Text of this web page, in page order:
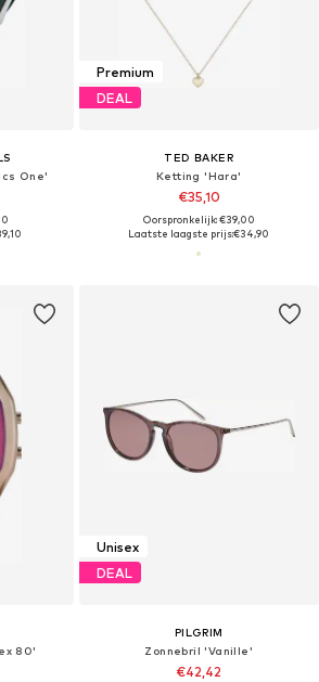
One'
Premium
DEAL
TED BAKER
Ketting 'Hara'
€35,10
Oorspronkelijk: €39,00
Laatste laagste prijs:€34,90
80'
Unisex
DEAL
PILGRIM
Zonnebril 'Vanille'
€42,42